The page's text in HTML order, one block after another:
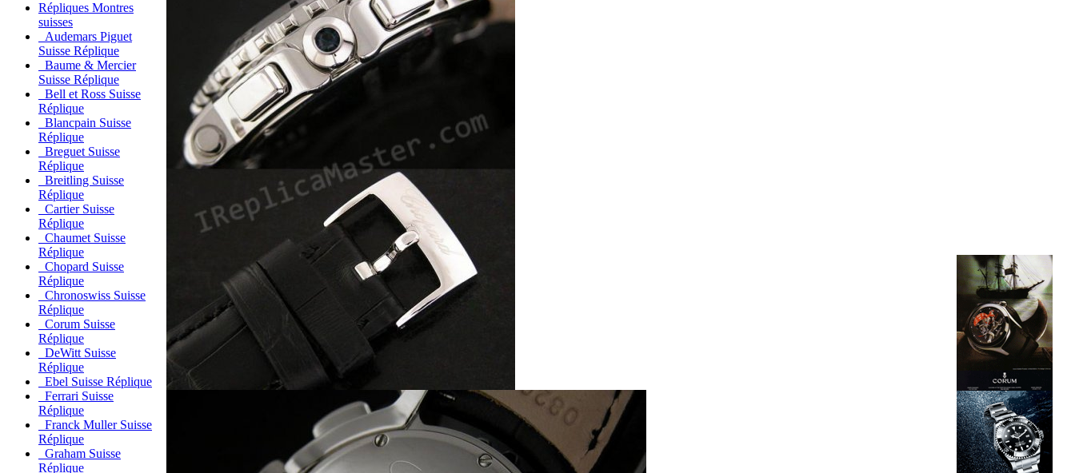
Répliques Montres
suisses
Audemars Piguet
Suisse Réplique
Baume & Mercier
Suisse Réplique
Bell et Ross Suisse
Réplique
Blancpain Suisse
Réplique
Breguet Suisse
Réplique
Breitling Suisse
Réplique
Cartier Suisse
Réplique
Chaumet Suisse
Réplique
Chopard Suisse
Réplique
Chronoswiss Suisse
Réplique
Corum Suisse
Réplique
DeWitt Suisse
Réplique
Ebel Suisse Réplique
Ferrari Suisse
Réplique
Franck Muller Suisse
Réplique
Graham Suisse
Réplique